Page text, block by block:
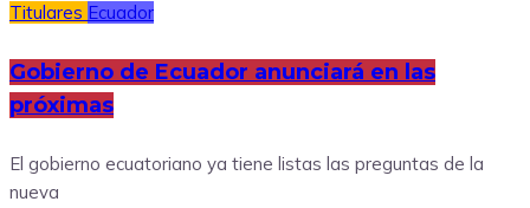
Titulares Ecuador
Gobierno de Ecuador anunciará en las
próximas
El gobierno ecuatoriano ya tiene listas las preguntas de la
nueva